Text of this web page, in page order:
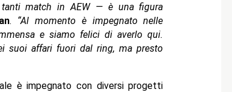
tanti match in AEW — è una figura
. “Al momento è impegnato nelle
e siamo felici di averlo qui.
suoi affari fuori dal ring, ma presto
è impegnato con diversi progetti